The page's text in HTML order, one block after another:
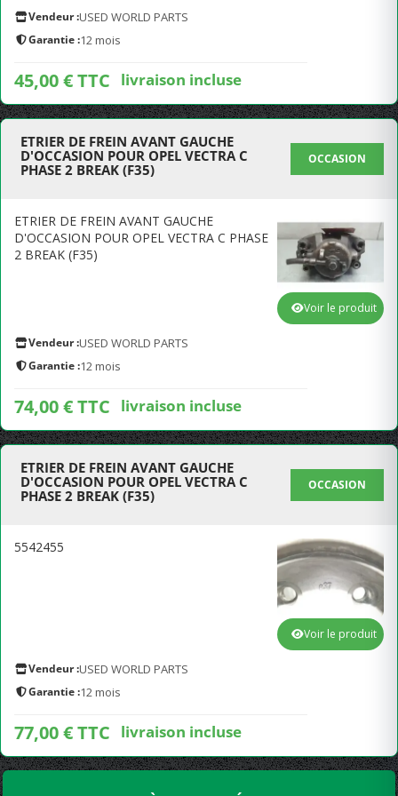
Vendeur :USED WORLD PARTS
Garantie :12 mois
45,00 € TTC livraison incluse
ETRIER DE FREIN AVANT GAUCHE
D'OCCASION POUR OPEL VECTRA C
PHASE 2 BREAK (F35)
OCCASION
ETRIER DE FREIN AVANT GAUCHE
D'OCCASION POUR OPEL VECTRA C PHASE
2 BREAK (F35)
Vendeur :USED WORLD PARTS
Garantie :12 mois
74,00 € TTC livraison incluse
Voir le produit
ETRIER DE FREIN AVANT GAUCHE
D'OCCASION POUR OPEL VECTRA C
PHASE 2 BREAK (F35)
OCCASION
5542455
Vendeur :USED WORLD PARTS
Garantie :12 mois
77,00 € TTC livraison incluse
Voir le produit